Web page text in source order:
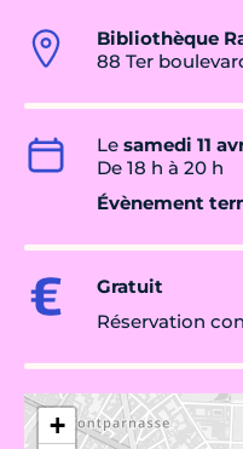
Bibliothèque
88 Ter
Le samedi 11
De 18 h à 20 h
Évènement
Gratuit
Réservation
+